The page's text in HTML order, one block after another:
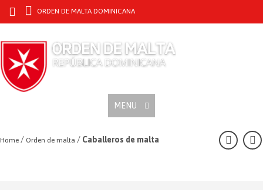
ORDEN DE MALTA DOMINICANA
MENU
Home / Orden de malta / Caballeros de malta